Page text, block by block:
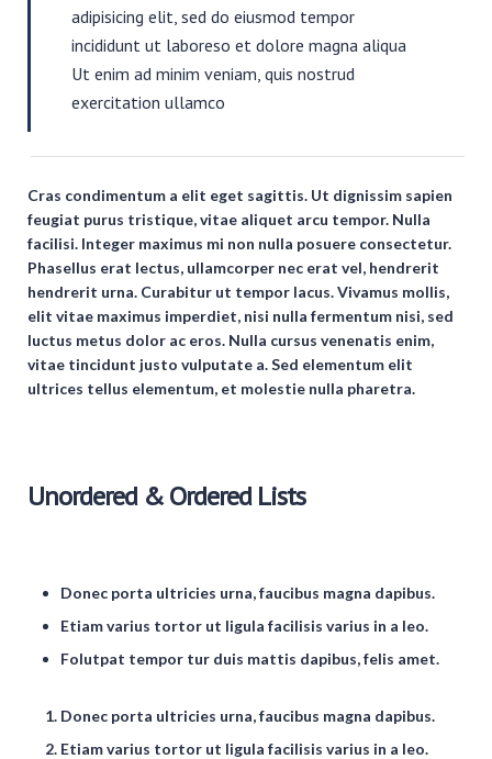
adipisicing elit, sed do eiusmod tempor
incididunt ut laboreso et dolore magna aliqua
Ut enim ad minim veniam, quis nostrud
exercitation ullamco
Cras condimentum a elit eget sagittis. Ut dignissim sapien
feugiat purus tristique, vitae aliquet arcu tempor. Nulla
facilisi. Integer maximus mi non nulla posuere consectetur.
Phasellus erat lectus, ullamcorper nec erat vel, hendrerit
hendrerit urna. Curabitur ut tempor lacus. Vivamus mollis,
elit vitae maximus imperdiet, nisi nulla fermentum nisi, sed
luctus metus dolor ac eros. Nulla cursus venenatis enim,
vitae tincidunt justo vulputate a. Sed elementum elit
ultrices tellus elementum, et molestie nulla pharetra.
Unordered & Ordered Lists
Donec porta ultricies urna, faucibus magna dapibus.
Etiam varius tortor ut ligula facilisis varius in a leo.
Folutpat tempor tur duis mattis dapibus, felis amet.
Donec porta ultricies urna, faucibus magna dapibus.
Etiam varius tortor ut ligula facilisis varius in a leo.